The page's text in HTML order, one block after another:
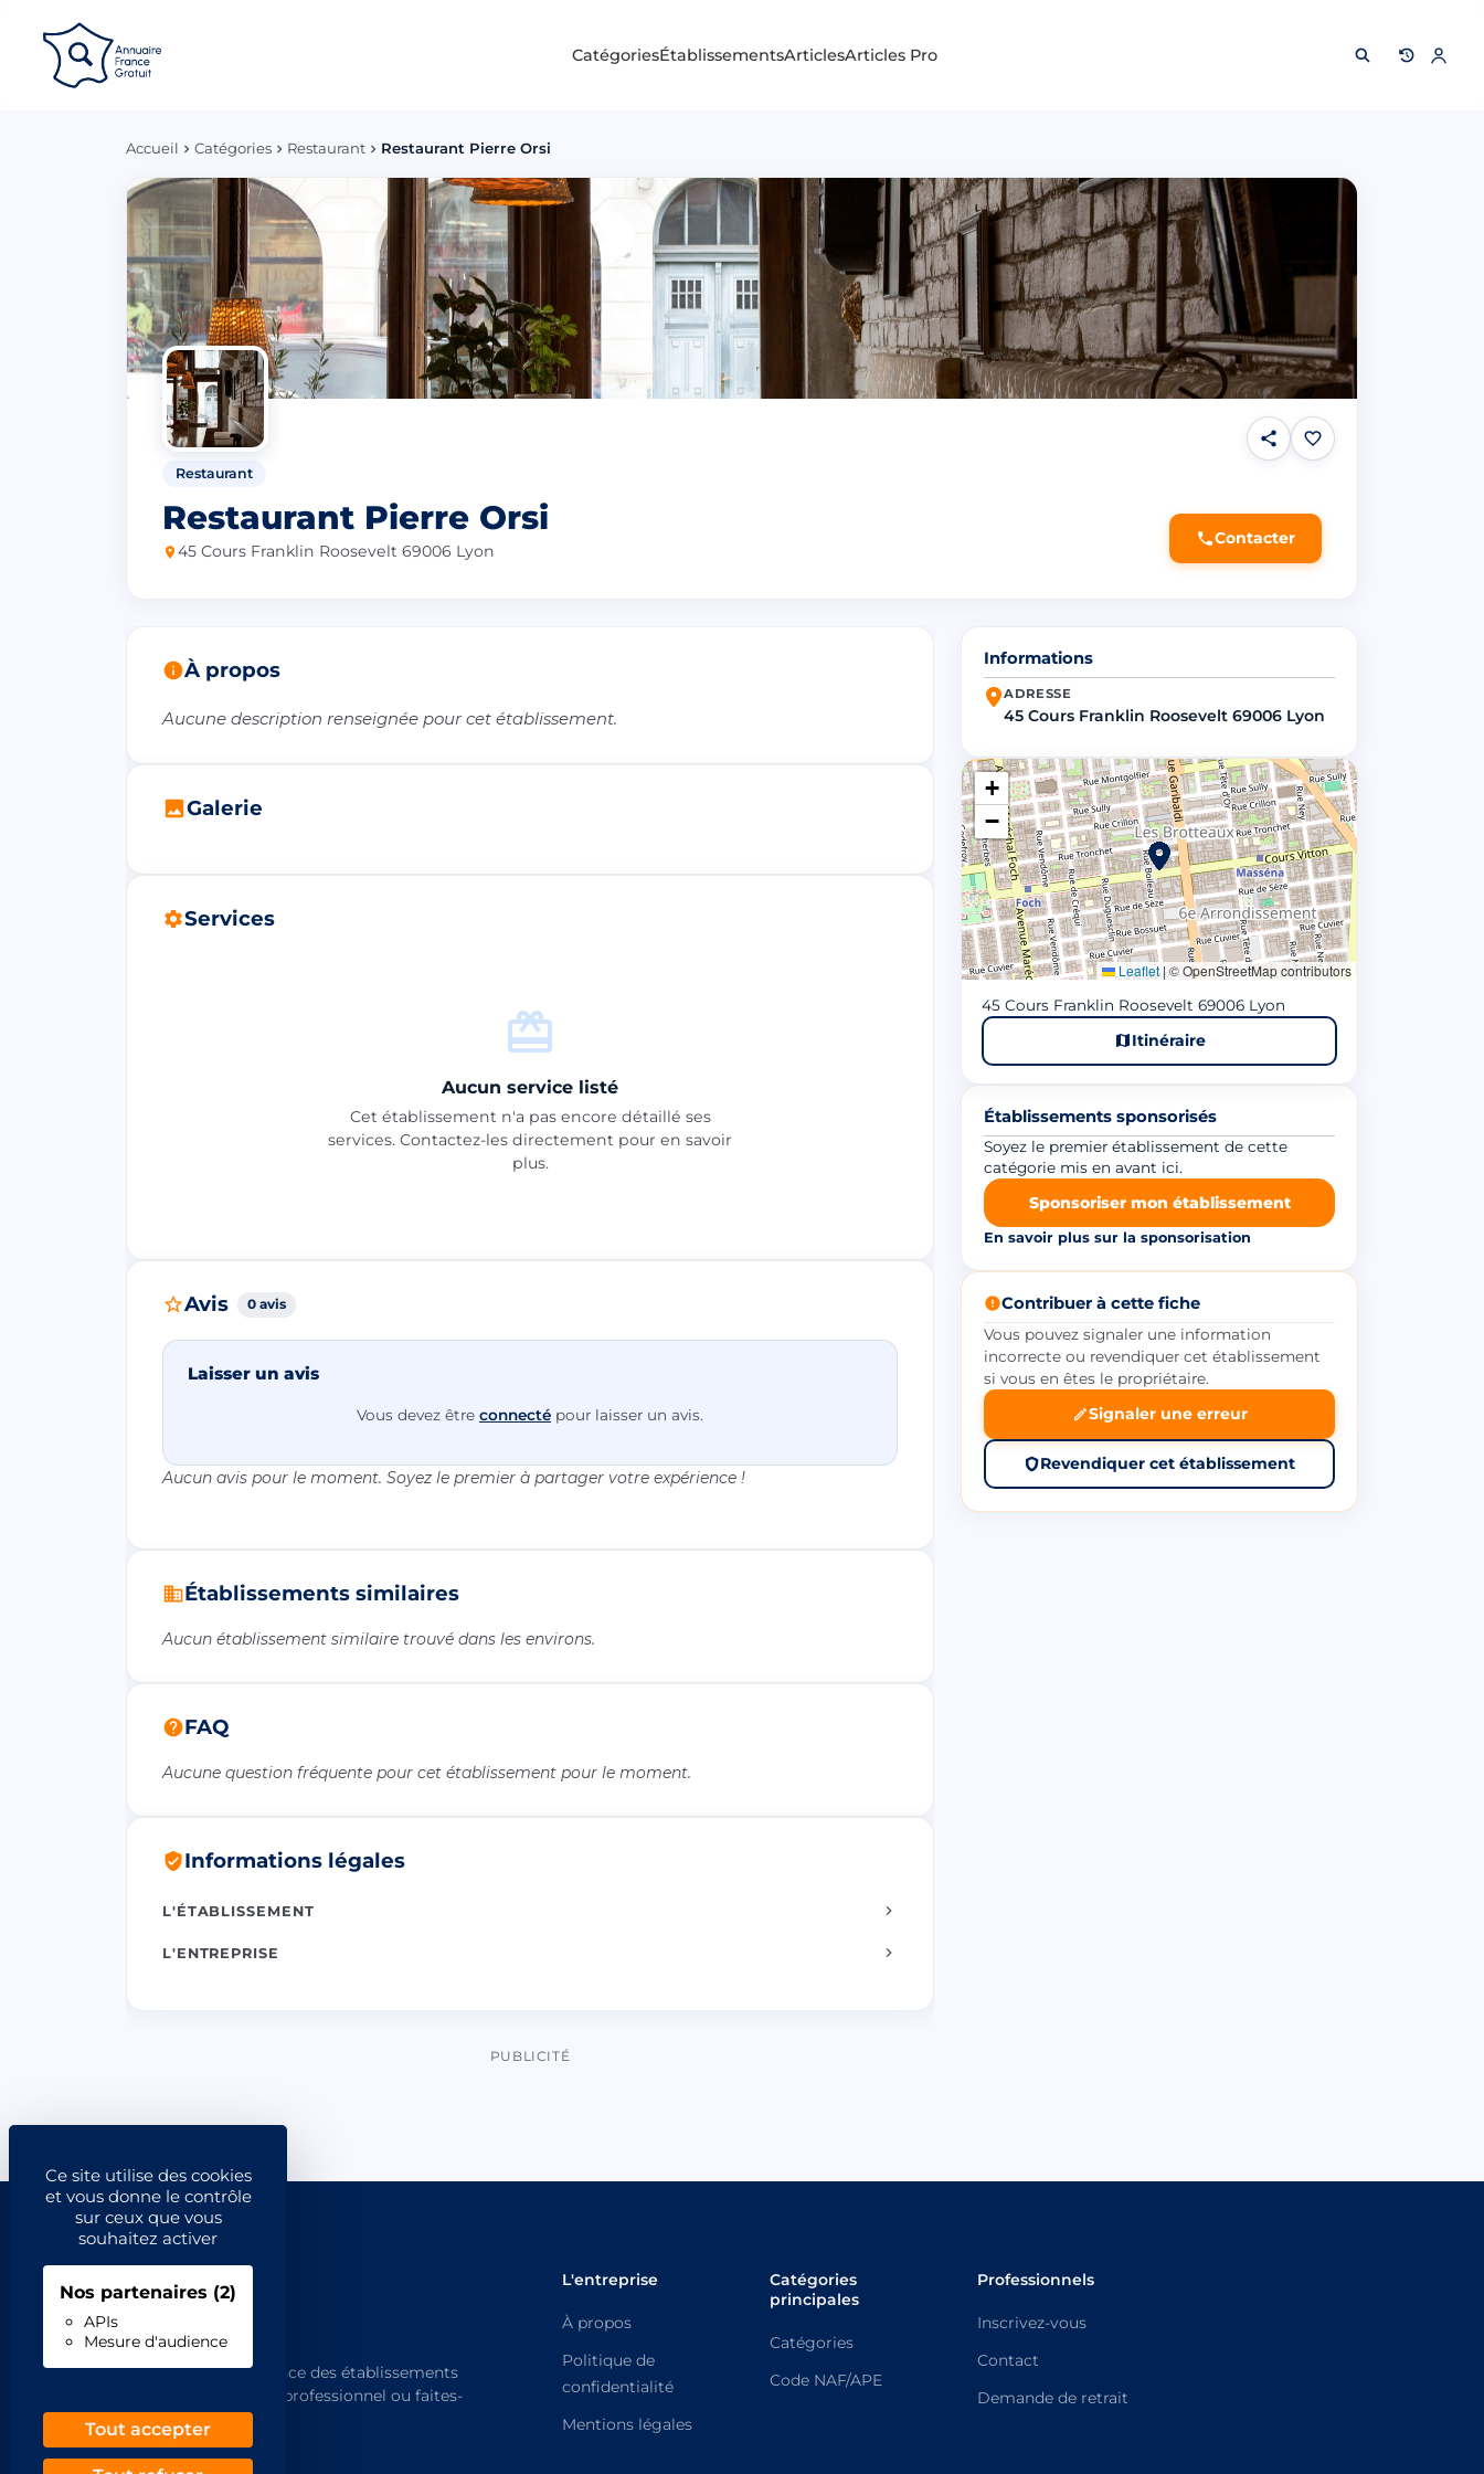
Ce site utilise des cookies
et vous donne le contrôle
sur ceux que vous
souhaitez activer
Nos partenaires (2)
APIs
Mesure d'audience
Tout accepter
CatégoriesÉtablissementsArticlesArticles Pro
Accueil Catégories Restaurant Restaurant Pierre Orsi
Restaurant
Restaurant Pierre Orsi
45 Cours Franklin Roosevelt 69006 Lyon
Contacter
À propos
Aucune description renseignée pour cet établissement.
Galerie
Services
Aucun service listé
Cet établissement n'a pas encore détaillé ses
services. Contactez-les directement pour en savoir
plus.
Avis 0 avis
Laisser un avis
Vous devez être connecté pour laisser un avis.
Aucun avis pour le moment. Soyez le premier à partager votre expérience !
Établissements similaires
Aucun établissement similaire trouvé dans les environs.
FAQ
Aucune question fréquente pour cet établissement pour le moment.
Informations légales
L'ÉTABLISSEMENT
L'ENTREPRISE
PUBLICITÉ
Informations
ADRESSE
45 Cours Franklin Roosevelt 69006 Lyon
+
−
Leaflet|© OpenStreetMap contributors
45 Cours Franklin Roosevelt 69006 Lyon
Itinéraire
Établissements sponsorisés
Soyez le premier établissement de cette
catégorie mis en avant ici.
Sponsoriser mon établissement
En savoir plus sur la sponsorisation
Contribuer à cette fiche
Vous pouvez signaler une information
incorrecte ou revendiquer cet établissement
si vous en êtes le propriétaire.
Signaler une erreur
Revendiquer cet établissement
L'annuaire de référence des établissements
français. Trouvez un professionnel ou faites-
vous trouver.
L'entreprise
À propos
Politique de
confidentialité
Mentions légales
Catégories
principales
Catégories
Code NAF/APE
Professionnels
Inscrivez-vous
Contact
Demande de retrait